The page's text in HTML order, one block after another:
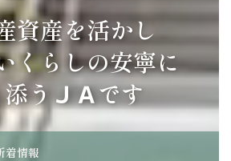
資産を活かし
くらしの安寧に
う ＪＡです
着情報